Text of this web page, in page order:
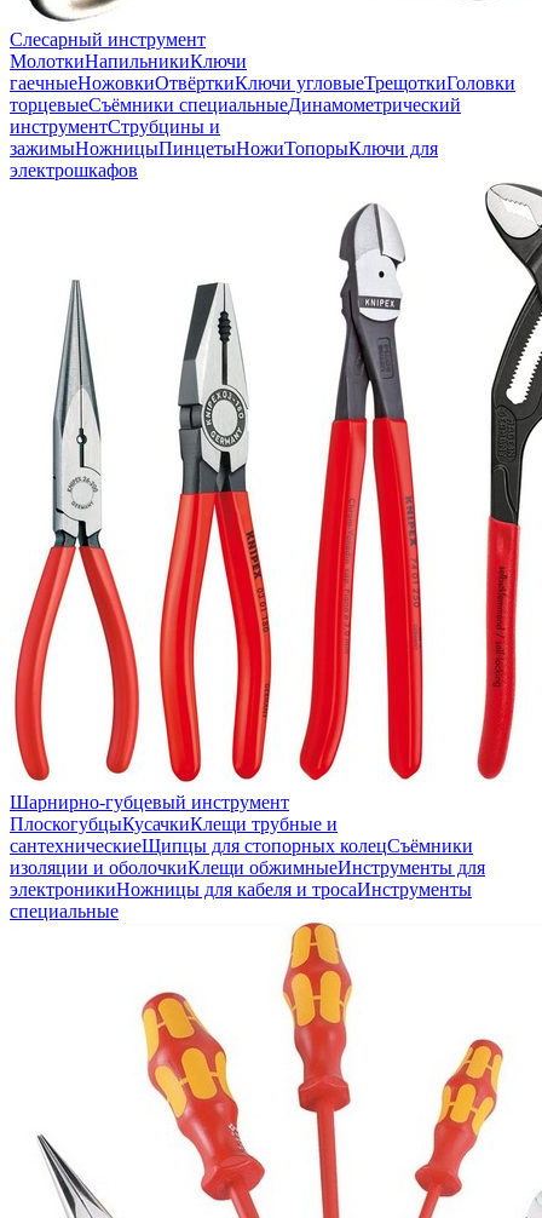
Слесарный инструмент
МолоткиНапильникиКлючи
гаечныеНожовкиОтвёрткиКлючи угловыеТрещоткиГоловки
торцевыеСъёмники специальныеДинамометрический
инструментСтрубцины и
зажимыНожницыПинцетыНожиТопорыКлючи для
электрошкафов
Шарнирно-губцевый инструмент
ПлоскогубцыКусачкиКлещи трубные и
сантехническиеЩипцы для стопорных колецСъёмники
изоляции и оболочкиКлещи обжимныеИнструменты для
электроникиНожницы для кабеля и тросаИнструменты
специальные